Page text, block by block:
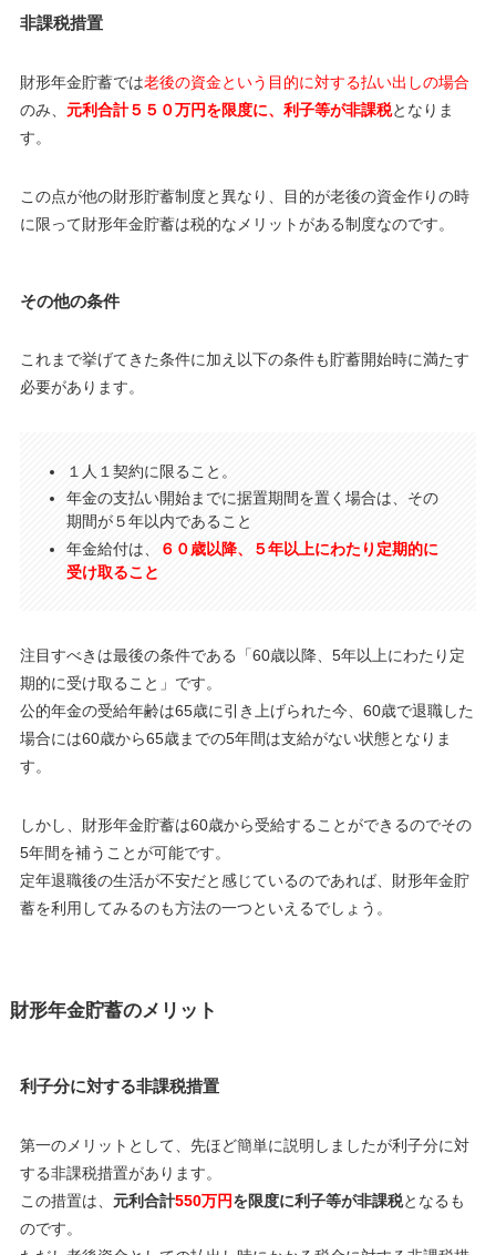
非課税措置
財形年金貯蓄では老後の資金という目的に対する払い出しの場合
のみ、 元利合計５５０万円を限度に、利子等が非課税となりま
す。
この点が他の財形貯蓄制度と異なり、目的が老後の資金作りの時
に限って財形年金貯蓄は税的なメリットがある制度なのです。
その他の条件
これまで挙げてきた条件に加え以下の条件も貯蓄開始時に満たす
必要があります。
１人１契約に限ること。
年金の支払い開始までに据置期間を置く場合は、その
期間が５年以内であること
年金給付は、
６０歳以降、５年以上にわたり定期的に
受け取ること
注目すべきは最後の条件である「60歳以降、5年以上にわたり定
期的に受け取ること」です。
公的年金の受給年齢は65歳に引き上げられた今、60歳で退職した
場合には60歳から65歳までの5年間は支給がない状態となりま
す。
しかし、財形年金貯蓄は60歳から受給することができるのでその
5年間を補うことが可能です。
定年退職後の生活が不安だと感じているのであれば、財形年金貯
蓄を利用してみるのも方法の一つといえるでしょう。
財形年金貯蓄のメリット
利子分に対する非課税措置
第一のメリットとして、先ほど簡単に説明しましたが利子分に対
する非課税措置があります。
この措置は、 元利合計550万円を限度に利子等が非課税となるも
のです。